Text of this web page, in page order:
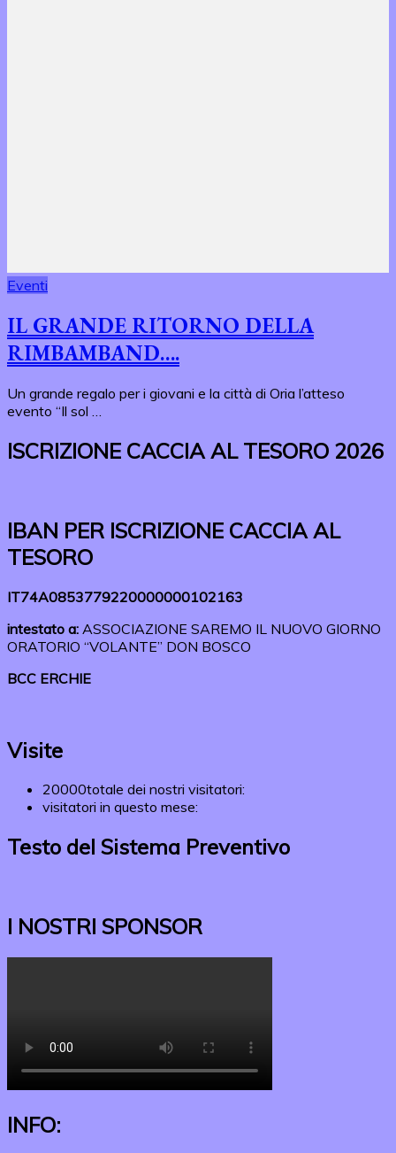
Eventi
IL GRANDE RITORNO DELLA
RIMBAMBAND….
Un grande regalo per i giovani e la città di Oria l’atteso
evento “Il sol …
ISCRIZIONE CACCIA AL TESORO 2026
IBAN PER ISCRIZIONE CACCIA AL
TESORO
IT74A0853779220000000102163
intestato a: ASSOCIAZIONE SAREMO IL NUOVO GIORNO
ORATORIO “VOLANTE” DON BOSCO
BCC ERCHIE
Visite
20000totale dei nostri visitatori:
visitatori in questo mese:
Testo del Sistema Preventivo
I NOSTRI SPONSOR
INFO: